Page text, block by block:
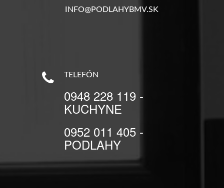
INFO@PODLAHYBMV.SK
TELEFÓN
0948 228 119 -
KUCHYNE
0952 011 405 -
PODLAHY